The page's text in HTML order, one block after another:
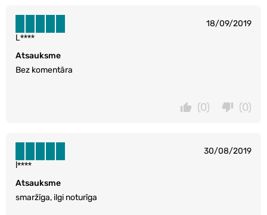
18/09/2019
Atsauksme
Bez komentāra
L****
(0)
(0)
30/08/2019
Atsauksme
smaržīga, ilgi noturīga
l****